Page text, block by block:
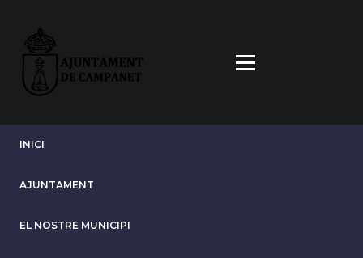
contingut
INICI
AJUNTAMENT
EL NOSTRE MUNICIPI